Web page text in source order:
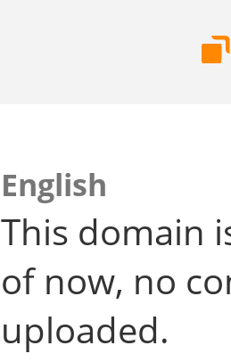
English
This domain
of now, no
uploaded.